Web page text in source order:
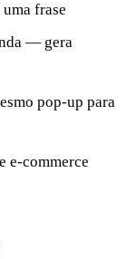
frase
— gera
pop-up para
e-commerce